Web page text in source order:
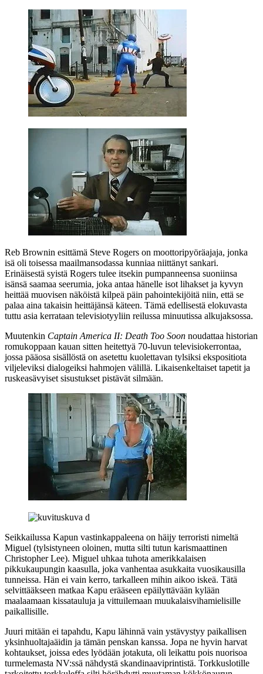
Reb Brownin esittämä Steve Rogers on moottoripyöräajaja, jonka
isä oli toisessa maailmansodassa kunniaa niittänyt sankari.
Erinäisestä syistä Rogers tulee itsekin pumpanneensa suoniinsa
isänsä saamaa seerumia, joka antaa hänelle isot lihakset ja kyvyn
heittää muovisen näköistä kilpeä päin pahointekijöitä niin, että se
palaa aina takaisin heittäjänsä käteen. Tämä edellisestä elokuvasta
tuttu asia kerrataan televisiotyyliin reilussa minuutissa alkujaksossa.
Muutenkin Captain America II: Death Too Soon noudattaa historian
romukoppaan kauan sitten heitettyä 70‑luvun televisiokerrontaa,
jossa pääosa sisällöstä on asetettu kuolettavan tylsiksi ekspositiota
viljeleviksi dialogeiksi hahmojen välillä. Likaisenkeltaiset tapetit ja
ruskeasävyiset sisustukset pistävät silmään.
Seikkailussa Kapun vastinkappaleena on häijy terroristi nimeltä
Miguel (tylsistyneen oloinen, mutta silti tutun karismaattinen
Christopher Lee). Miguel uhkaa tuhota amerikkalaisen
pikkukaupungin kaasulla, joka vanhentaa asukkaita vuosikausilla
tunneissa. Hän ei vain kerro, tarkalleen mihin aikoo iskeä. Tätä
selvittääkseen matkaa Kapu erääseen epäilyttävään kylään
maalaamaan kissatauluja ja vittuilemaan muukalaisvihamielisille
paikallisille.
Juuri mitään ei tapahdu, Kapu lähinnä vain ystävystyy paikallisen
yksinhuoltajaäidin ja tämän penskan kanssa. Jopa ne hyvin harvat
kohtaukset, joissa edes lyödään jotakuta, oli leikattu pois nuorisoa
turmelemasta NV:ssä nähdystä skandinaaviprintistä. Torkkuslotille